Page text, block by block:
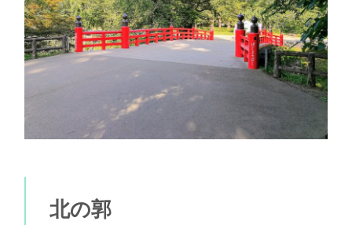
北の郭